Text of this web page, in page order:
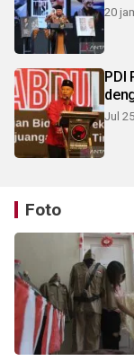
20
PDI
Jul
Foto